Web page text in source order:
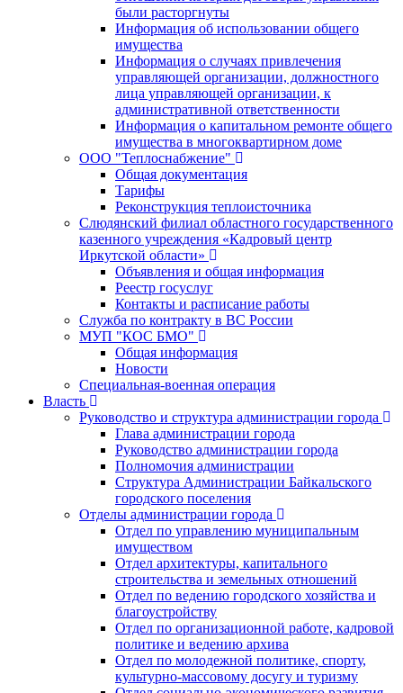
были расторгнуты
Информация об использовании общего
имущества
Информация о случаях привлечения
управляющей организации, должностного
лица управляющей организации, к
административной ответственности
Информация о капитальном ремонте общего
имущества в многоквартирном доме
ООО "Теплоснабжение"
Общая документация
Тарифы
Реконструкция теплоисточника
Слюдянский филиал областного государственного
казенного учреждения «Кадровый центр
Иркутской области»
Объявления и общая информация
Реестр госуслуг
Контакты и расписание работы
Служба по контракту в ВС России
МУП "КОС БМО"
Общая информация
Новости
Специальная-военная операция
Власть
Руководство и структура администрации города
Глава администрации города
Руководство администрации города
Полномочия администрации
Структура Администрации Байкальского
городского поселения
Отделы администрации города
Отдел по управлению муниципальным
имуществом
Отдел архитектуры, капитального
строительства и земельных отношений
Отдел по ведению городского хозяйства и
благоустройству
Отдел по организационной работе, кадровой
политике и ведению архива
Отдел по молодежной политике, спорту,
культурно-массовому досугу и туризму